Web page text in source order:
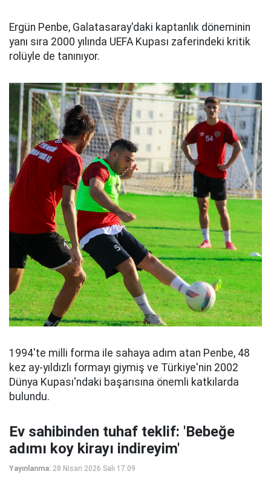
Ergün Penbe, Galatasaray'daki kaptanlık döneminin
yanı sıra 2000 yılında UEFA Kupası zaferindeki kritik
rolüyle de tanınıyor.
1994'te milli forma ile sahaya adım atan Penbe, 48
kez ay-yıldızlı formayı giymiş ve Türkiye'nin 2002
Dünya Kupası'ndaki başarısına önemli katkılarda
bulundu.
Ev sahibinden tuhaf teklif: 'Bebeğe
adımı koy kirayı indireyim'
Yayınlanma: 28 Nisan 2026 Salı 17:09